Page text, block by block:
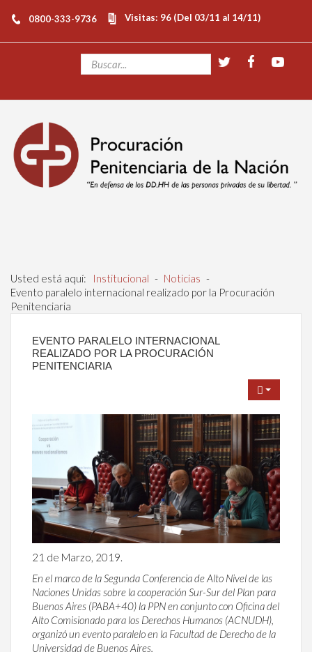
0800-333-9736 Visitas: 96 (Del 03/11 al 14/11)
Usted está aquí: Institucional - Noticias -
Evento paralelo internacional realizado por la Procuración
Penitenciaria
EVENTO PARALELO INTERNACIONAL
REALIZADO POR LA PROCURACIÓN
PENITENCIARIA
21 de Marzo, 2019.
En el marco de la Segunda Conferencia de Alto Nivel de las
Naciones Unidas sobre la cooperación Sur-Sur del Plan para
Buenos Aires (PABA+40) la PPN en conjunto con Oficina del
Alto Comisionado para los Derechos Humanos (ACNUDH),
organizó un evento paralelo en la Facultad de Derecho de la
Universidad de Buenos Aires.